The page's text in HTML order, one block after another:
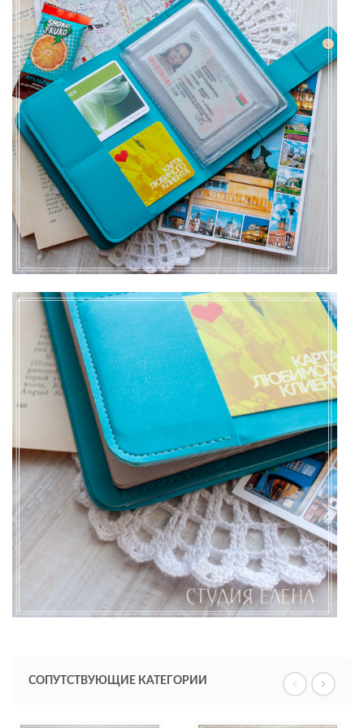
СОПУТСТВУЮЩИЕ КАТЕГОРИИ